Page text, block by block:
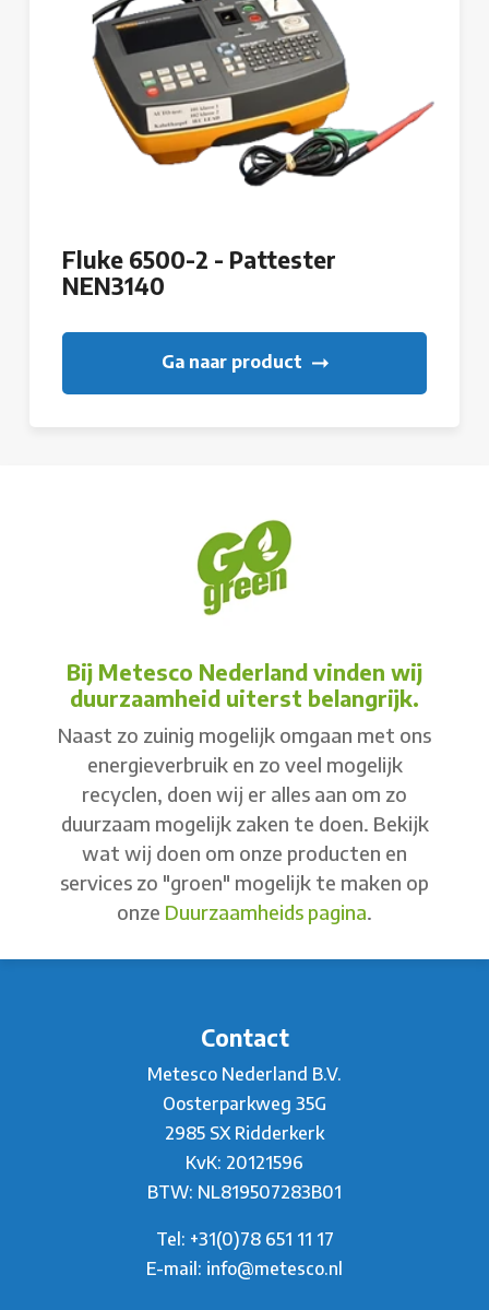
Fluke 6500-2 - Pattester
NEN3140
Ga naar product
Bij Metesco Nederland vinden wij
duurzaamheid uiterst belangrijk.
Naast zo zuinig mogelijk omgaan met ons
energieverbruik en zo veel mogelijk
recyclen, doen wij er alles aan om zo
duurzaam mogelijk zaken te doen. Bekijk
wat wij doen om onze producten en
services zo "groen" mogelijk te maken op
onze Duurzaamheids pagina
Contact
Metesco Nederland B.V.
Oosterparkweg 35G
2985 SX Ridderkerk
KvK: 20121596
BTW: NL819507283B01
Tel: +31(0)78 651 11 17
E-mail: info@metesco.nl